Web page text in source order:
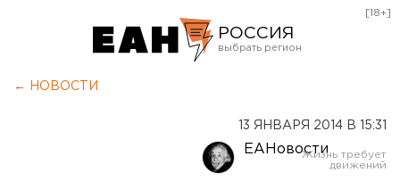
РОССИЯ
Оренбург
[18+]
← НОВОСТИ
13 ЯНВАРЯ 2014 В 15:31
ЕАНовости